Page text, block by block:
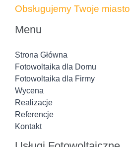
Obsługujemy Twoje miasto
Menu
Strona Główna
Fotowoltaika dla Domu
Fotowoltaika dla Firmy
Wycena
Realizacje
Referencje
Kontakt